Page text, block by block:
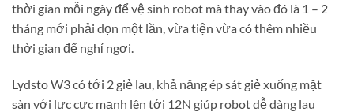
thời gian mỗi ngày để vệ sinh robot mà thay vào đó là 1 – 2
tháng mới phải dọn một lần, vừa tiện vừa có thêm nhiều
thời gian để nghỉ ngơi.
Lydsto W3 có tới 2 giẻ lau, khả năng ép sát giẻ xuống mặt
sàn với lực cực mạnh lên tới 12N giúp robot dễ dàng lau